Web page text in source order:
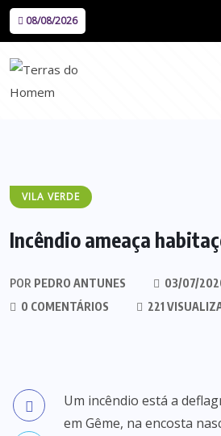
08/08/2026
VILA VERDE
Incêndio ameaça
POR PEDRO ANTUNES
03/07/
0 COMENTÁRIOS
221
Um incêndio está a
em Gême, na encosta